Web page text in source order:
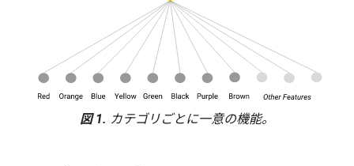
図 1. カテゴリごとに一意の機能。